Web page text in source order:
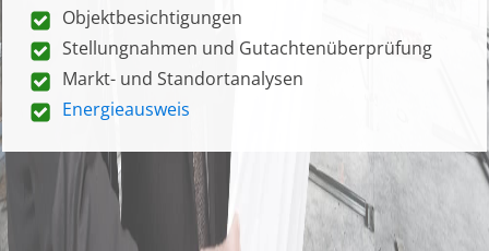
Objektbesichtigungen
Stellungnahmen und Gutachtenüberprüfung
Markt- und Standortanalysen
Energieausweis